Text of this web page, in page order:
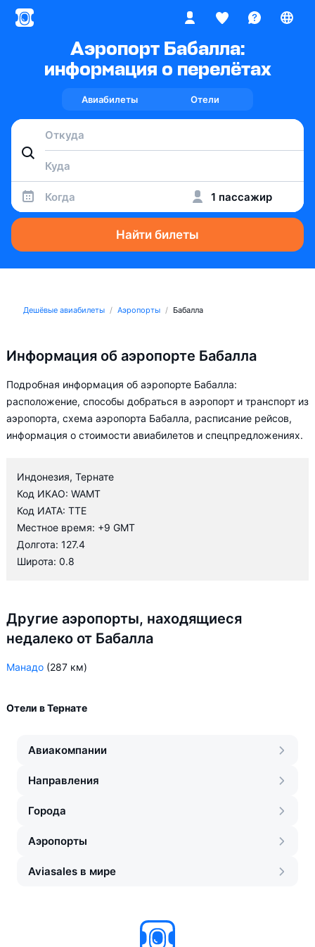
Аэропорт Бабалла:
информация о перелётах
Авиабилеты Отели
Когда 1 пассажир
Найти билеты
Дешёвые авиабилеты Аэропорты Бабалла
Информация об аэропорте Бабалла
Подробная информация об аэропорте Бабалла:
расположение, способы добраться в аэропорт и транспорт из
аэропорта, схема аэропорта Бабалла, расписание рейсов,
информация о стоимости авиабилетов и спецпредложениях.
Индонезия, Тернате
Код ИКАО: WAMT
Код ИАТА: TTE
Местное время: +9 GMT
Долгота: 127.4
Широта: 0.8
Другие аэропорты, находящиеся
недалеко от Бабалла
Манадо (287 км)
Отели в Тернате
Авиакомпании
Направления
Города
Аэропорты
Aviasales в мире